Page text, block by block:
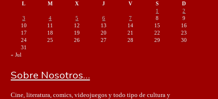
L M X J V S
D
1
2
3
4 5 6 7 8
9
10
11 12 13 14 15
16
17
18 19 20 21 22
23
24
25 26 27 28 29
30
31
« Jul
Sobre Nosotros…
Cine, literatura, comics, videojuegos y todo tipo de cultura y